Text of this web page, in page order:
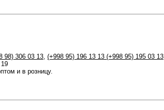
98) 306 03 13, (+998 95) 196 13 13 (+998 95) 195 03 13
и в розницу.